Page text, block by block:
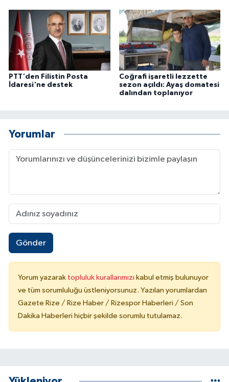
PTT'den Filistin Posta
İdaresi'ne destek
Coğrafi işaretli lezzette
sezon açıldı: Ayaş domatesi
dalından toplanıyor
Yorumlar
Gönder
Yorum yazarak topluluk kurallarımızı kabul etmiş bulunuyor
ve tüm sorumluluğu üstleniyorsunuz. Yazılan yorumlardan
Gazete Rize / Rize Haber / Rizespor Haberleri / Son
Dakika Haberleri hiçbir şekilde sorumlu tutulamaz.
Yerel Haberler